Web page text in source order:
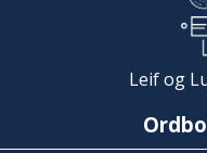
Leif og